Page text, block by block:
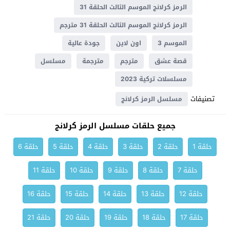
الرمز كرلانج الموسم الثالث الحلقة 31
الرمز كرلانج الموسم الثالث الحلقة 31 مترجم
الموسم 3
اون لاين
جودة عالية
قصة عشق
مترجم مترجمة
مسلسل
مسلسلات تركية 2023
تصنيفات مسلسل الرمز كرلانج
جميع حلقات مسلسل الرمز كرلانج
حلقة 1 حلقة 2 حلقة 3 حلقة 4 حلقة 5
حلقة 6
حلقة 7
حلقة 8 حلقة 9 حلقة 10
حلقة 11
حلقة 12
حلقة 13 حلقة 14 حلقة 15
حلقة 16
حلقة 17
حلقة 18 حلقة 19 حلقة 20 حلقة 21